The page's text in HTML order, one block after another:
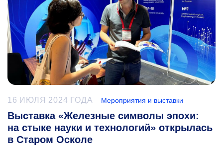
16 ИЮЛЯ 2024 ГОДА Мероприятия и выставки
Выставка «Железные символы эпохи:
на стыке науки и технологий» открылась
в Старом Осколе